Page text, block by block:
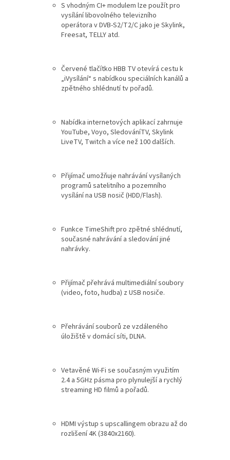
S vhodným CI+ modulem lze použít pro
vysílání libovolného televizního
operátora v DVB-S2/T2/C jako je Skylink,
Freesat, TELLY atd.
Červené tlačítko HBB TV otevírá cestu k
„iVysílání“ s nabídkou speciálních kanálů a
zpětného shlédnutí tv pořadů.
Nabídka internetových aplikací zahrnuje
YouTube, Voyo, SledováníTV, Skylink
LiveTV, Twitch a více než 100 dalších.
Přijímač umožňuje nahrávání vysílaných
programů satelitního a pozemního
vysílání na USB nosič (HDD/Flash).
Funkce TimeShift pro zpětné shlédnutí,
současné nahrávání a sledování jiné
nahrávky.
Přijímač přehrává multimediální soubory
(video, foto, hudba) z USB nosiče.
Přehrávání souborů ze vzdáleného
úložiště v domácí síti, DLNA.
Vetavěné Wi-Fi se současným využitím
2.4 a 5GHz pásma pro plynulejší a rychlý
streaming HD filmů a pořadů.
HDMI výstup s upscallingem obrazu až do
rozlišení 4K (3840x2160).